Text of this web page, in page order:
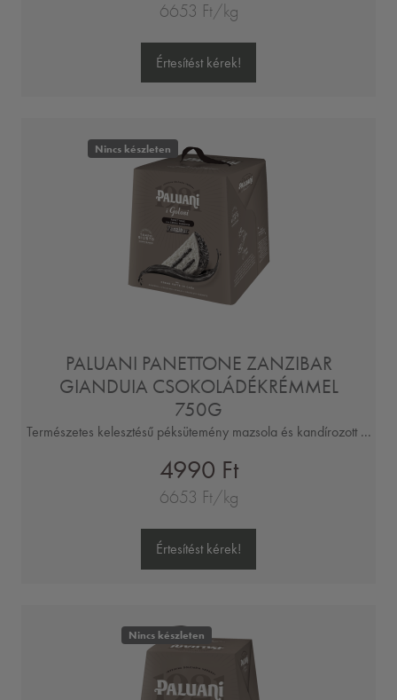
6653 Ft/kg
Értesítést kérek!
Nincs készleten
PALUANI PANETTONE ZANZIBAR
GIANDUIA CSOKOLÁDÉKRÉMMEL
750G
Természetes kelesztésű péksütemény mazsola és kandírozott ...
4990 Ft
6653 Ft/kg
Értesítést kérek!
Nincs készleten